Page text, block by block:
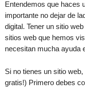
Entendemos que haces
importante no dejar de
digital. Tener un sitio
sitios web que hemos
necesitan mucha ayuda
Si no tienes un sitio
gratis!) Primero debes